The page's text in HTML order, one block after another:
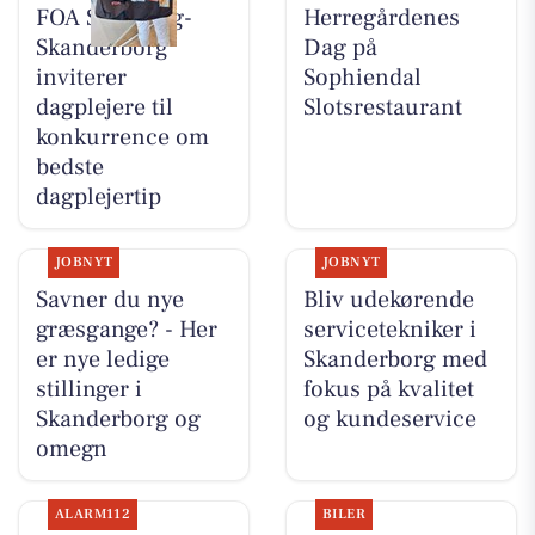
FOA Silkeborg-
Skanderborg
inviterer
dagplejere til
konkurrence om
bedste
dagplejertip
Herregårdenes
Dag på
Sophiendal
Slotsrestaurant
JOBNYT
Savner du nye
græsgange? - Her
er nye ledige
stillinger i
Skanderborg og
omegn
JOBNYT
Bliv udekørende
servicetekniker i
Skanderborg med
fokus på kvalitet
og kundeservice
ALARM112 BILER